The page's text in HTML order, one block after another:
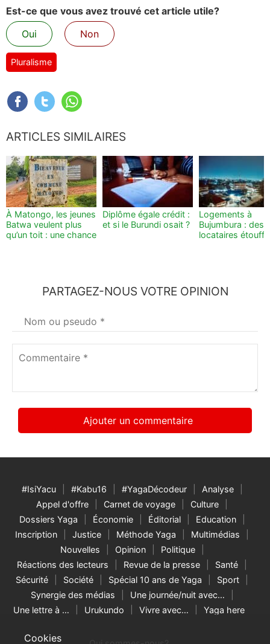
Cookies
Est-ce que vous avez trouvé cet article utile?
Oui
Non
Pluralisme
ARTICLES SIMILAIRES
À Matongo, les jeunes
Batwa veulent plus
qu’un toit : une chance
Diplôme égale crédit :
et si le Burundi osait ?
Logements à
Bujumbura : des
locataires
PARTAGEZ-NOUS VOTRE OPINION
Votre
nom*
#IsiYacu #Kabu16 #YagaDécodeur
Analyse
Appel d'offre
Carnet de voyage
Culture
Dossiers Yaga
Économie Éditorial
Education
Inscription
Justice Méthode Yaga
Multimédias
Nouvelles
Opinion
Politique
Réactions des lecteurs
Revue de la presse
Santé
Sécurité
Société Spécial 10 ans de Yaga
Sport
Synergie des médias
Une journée/nuit avec…
Une lettre à …
Urukundo Vivre avec… Yaga here